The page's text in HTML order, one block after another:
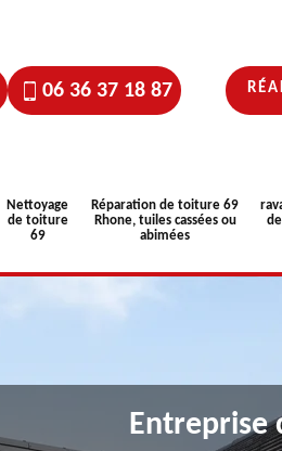
06 36 37 18 87
Nettoyage
de toiture
69
Réparation de toiture 69
Rhone, tuiles cassées ou
abimées
Entreprise